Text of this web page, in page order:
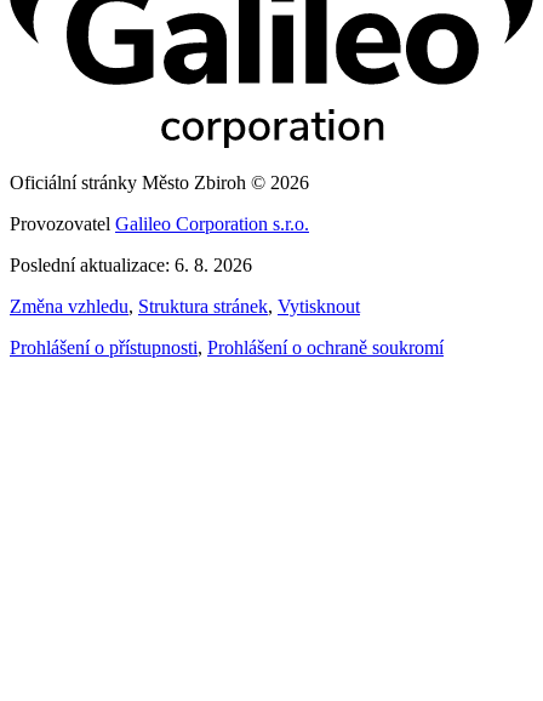
Oficiální stránky Město Zbiroh © 2026
Provozovatel Galileo Corporation s.r.o.
Poslední aktualizace: 6. 8. 2026
Změna vzhledu, Struktura stránek, Vytisknout
Prohlášení o přístupnosti, Prohlášení o ochraně soukromí